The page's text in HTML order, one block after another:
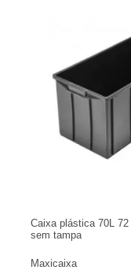
Caixa plástica 70L
sem tampa
Maxicaixa